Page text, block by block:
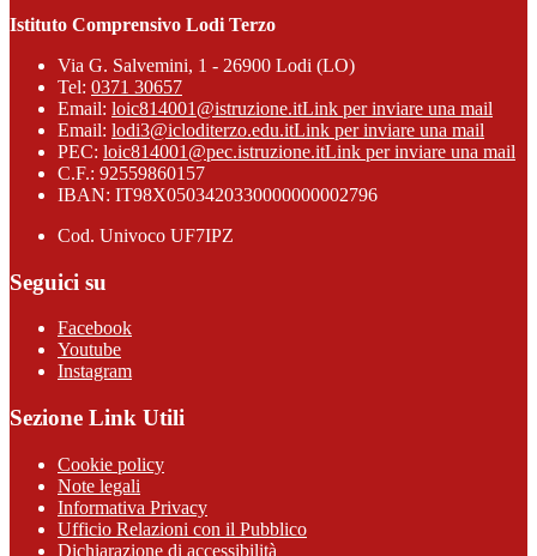
Istituto Comprensivo Lodi Terzo
Via G. Salvemini, 1 - 26900 Lodi (LO)
Tel: 0371 30657
Email: loic814001@istruzione.itLink per inviare una mail
Email: lodi3@icloditerzo.edu.itLink per inviare una mail
PEC: loic814001@pec.istruzione.itLink per inviare una mail
C.F.: 92559860157
IBAN: IT98X0503420330000000002796
Cod. Univoco UF7IPZ
Seguici su
Facebook
Youtube
Instagram
Sezione Link Utili
Cookie policy
Note legali
Informativa Privacy
Ufficio Relazioni con il Pubblico
Dichiarazione di accessibilità